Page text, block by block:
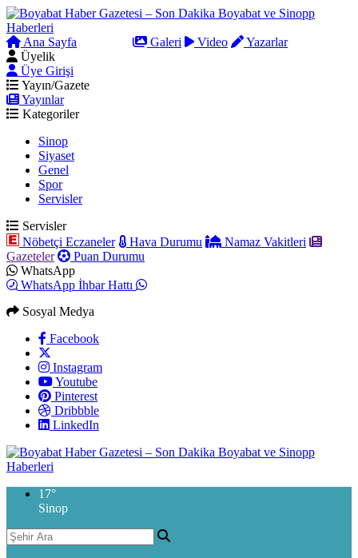
Ana Sayfa Galeri Video
Yazarlar
Üyelik
Üye Girişi
Yayın/Gazete
Yayınlar
Kategoriler
Sinop
Siyaset
Genel
Spor
Servisler
Servisler
Nöbetçi Eczaneler
Hava Durumu
Namaz Vakitleri
Gazeteler
Puan Durumu
WhatsApp
WhatsApp İhbar Hattı
Sosyal Medya
Facebook
Instagram
Youtube
Pinterest
Dribbble
LinkedIn
17°
Sinop